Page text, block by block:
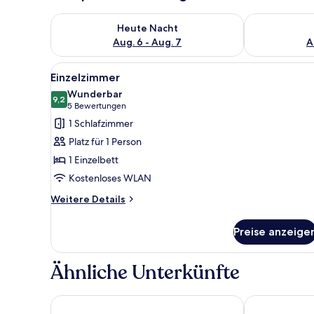
Heute Nacht
Aug. 6 - Aug. 7
Überprüfe die Verfügbarkeit für heute Nacht, Aug. 6
Überprüfe
Alle
Fotos
für
Einzelzimmer
anzeigen
Einzelzimmer | Zimmersafe,
4
Einzelzimmer
9,29,2 von 10
Wunderbar
5 Bewertungen
(5
Bewertungen)
1 Schlafzimmer
Platz für 1 Person
1 Einzelbett
Kostenloses WLAN
Weitere Details
Weitere
Preise
Ähnliche Unterkünfte
Caro & Selig, Tegernsee, Autograph Collection
Hotel